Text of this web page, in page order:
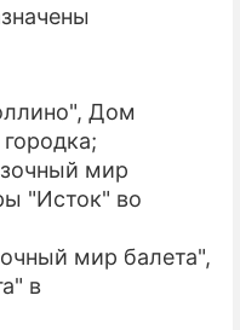
Дом
мир
"Исток" во
мир балета",
в